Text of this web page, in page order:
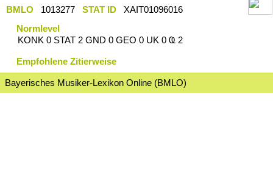
BMLO 1013277 STAT ID
XAIT01096016
Normlevel
KONK 0 STAT 2 GND 0 GEO 0 UK 0 Ҩ 2
Empfohlene Zitierweise
Bayerisches Musiker-Lexikon Online (BMLO)